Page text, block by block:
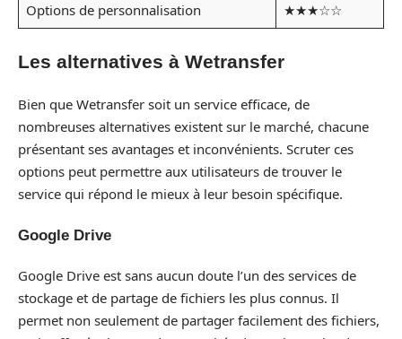
Options de personnalisation
★★★☆☆
Les alternatives à Wetransfer
Bien que Wetransfer soit un service efficace, de
nombreuses alternatives existent sur le marché, chacune
présentant ses avantages et inconvénients. Scruter ces
options peut permettre aux utilisateurs de trouver le
service qui répond le mieux à leur besoin spécifique.
Google Drive
Google Drive est sans aucun doute l’un des services de
stockage et de partage de fichiers les plus connus. Il
permet non seulement de partager facilement des fichiers,